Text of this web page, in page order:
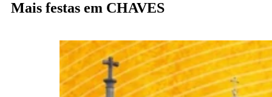
Mais festas em CHAVES